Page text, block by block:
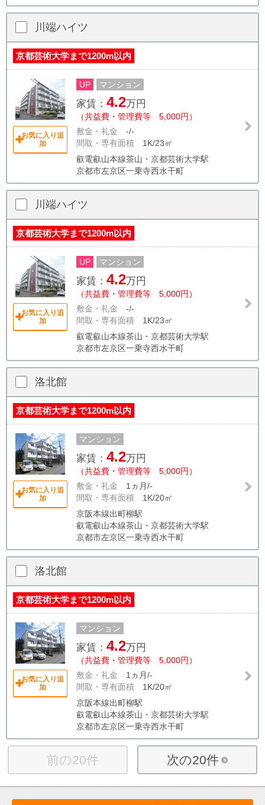
川端ハイツ
京都芸術大学まで1200m以内
お気に入り追
加
UP マンション
家賃： 4.2万円
（共益費・管理費等 5,000円）
敷金・礼金 -/-
間取・専有面積 1K/23㎡
叡電叡山本線茶山・京都芸術大学駅
京都市左京区一乗寺西水干町
川端ハイツ
京都芸術大学まで1200m以内
お気に入り追
加
UP マンション
家賃： 4.2万円
（共益費・管理費等 5,000円）
敷金・礼金 -/-
間取・専有面積 1K/23㎡
叡電叡山本線茶山・京都芸術大学駅
京都市左京区一乗寺西水干町
洛北館
京都芸術大学まで1200m以内
お気に入り追
加
マンション
家賃： 4.2万円
（共益費・管理費等 5,000円）
敷金・礼金 1ヵ月/-
間取・専有面積 1K/20㎡
京阪本線出町柳駅
叡電叡山本線茶山・京都芸術大学駅
京都市左京区一乗寺西水干町
洛北館
京都芸術大学まで1200m以内
お気に入り追
加
マンション
家賃： 4.2万円
（共益費・管理費等 5,000円）
敷金・礼金 1ヵ月/-
間取・専有面積 1K/20㎡
京阪本線出町柳駅
叡電叡山本線茶山・京都芸術大学駅
京都市左京区一乗寺西水干町
前の20件 次の20件